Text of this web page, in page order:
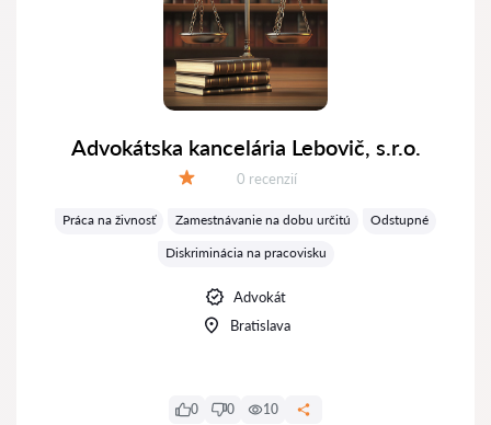
Advokátska kancelária Lebovič, s.r.o.
Recenzií:
0 recenzií
Práca na živnosť Zamestnávanie na dobu určitú
Odstupné
Diskriminácia na pracovisku
Advokát
Bratislava
0 0 10